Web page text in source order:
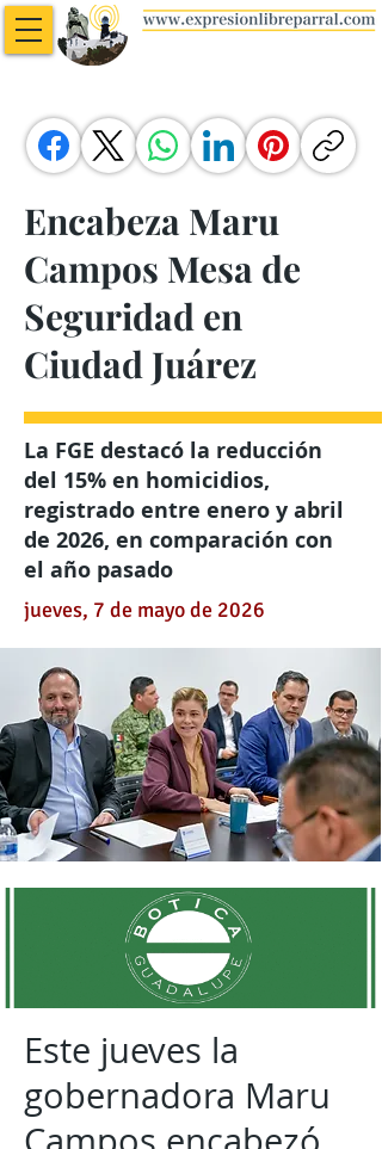
Encabeza Maru
Campos Mesa de
Seguridad en
Ciudad Juárez
La FGE destacó la reducción
del 15% en homicidios,
registrado entre enero y abril
de 2026, en comparación con
el año pasado
jueves, 7 de mayo de 2026
Este jueves la
gobernadora Maru